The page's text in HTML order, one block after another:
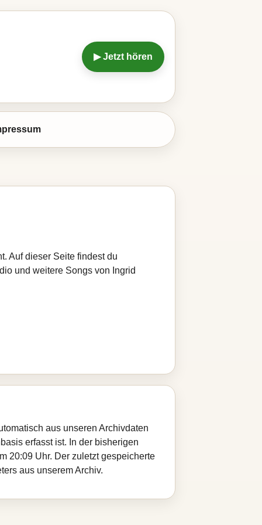
▶ Jetzt hören
Auf dieser Seite findest du
und weitere Songs von Ingrid
aus unseren Archivdaten
erfasst ist. In der bisherigen
20:09 Uhr. Der zuletzt gespeicherte
aus unserem Archiv.